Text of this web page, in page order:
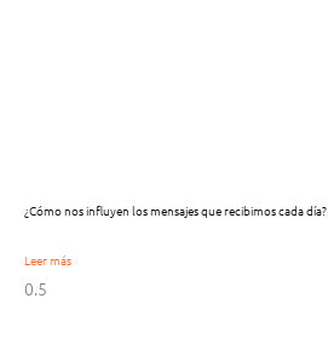
¿Cómo nos influyen los mensajes que recibimos cada día?
Leer más